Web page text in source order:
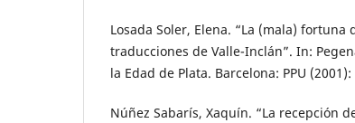
Losada Soler, Elena. “La (mala) fortuna
traducciones de Valle-Inclán”. In:
la Edad de Plata. Barcelona: PPU (2001):
Núñez Sabarís, Xaquín. “La recepción